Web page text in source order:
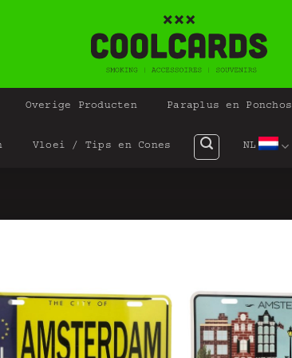
Overige Producten Paraplus en Ponchos
Vloei / Tips en Cones NL